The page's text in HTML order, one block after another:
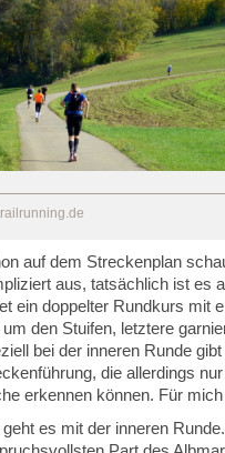
auf dem Streckenplan
aus, tatsächlich ist es
ein doppelter Rundkurs mit
um den Stuifen, letztere
bei der inneren Runde
die allerdings
erkennen können. Für
geht es mit der inneren